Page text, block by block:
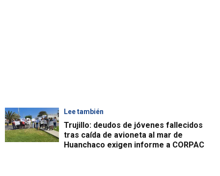
Lee también
Trujillo: deudos de jóvenes fallecidos
tras caída de avioneta al mar de
Huanchaco exigen informe a CORPAC